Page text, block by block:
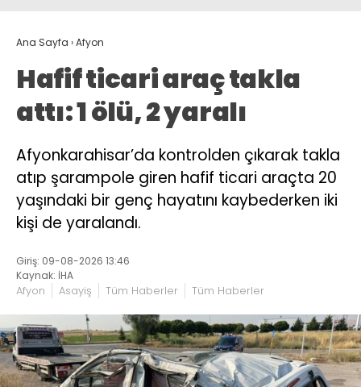
Ana Sayfa ›Afyon
Hafif ticari araç takla
attı: 1 ölü, 2 yaralı
Afyonkarahisar’da kontrolden çıkarak takla
atıp şarampole giren hafif ticari araçta 20
yaşındaki bir genç hayatını kaybederken iki
kişi de yaralandı.
Giriş: 09-08-2026 13:46
Kaynak: İHA
Afyon Asayiş Tüm Haberler Tüm Haberler